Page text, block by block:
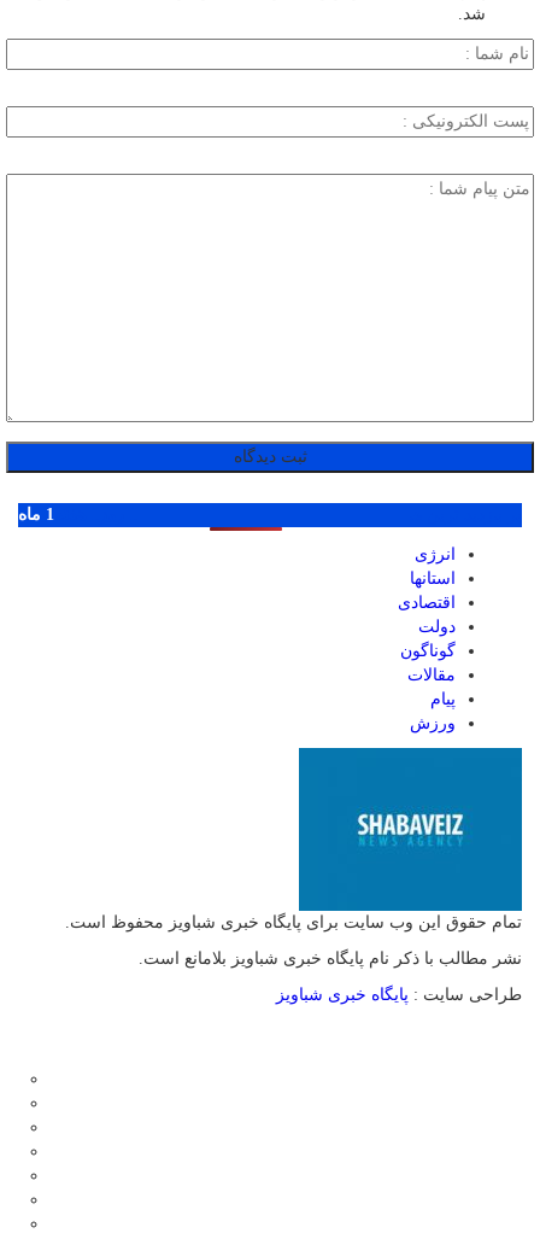
شد.
1 ماه
انرژی
استانها
اقتصادی
دولت
گوناگون
مقالات
پیام
ورزش
تمام حقوق این وب سایت برای پایگاه خبری شباویز محفوظ است.
نشر مطالب با ذکر نام پایگاه خبری شباویز بلامانع است.
طراحی سایت : پایگاه خبری شباویز